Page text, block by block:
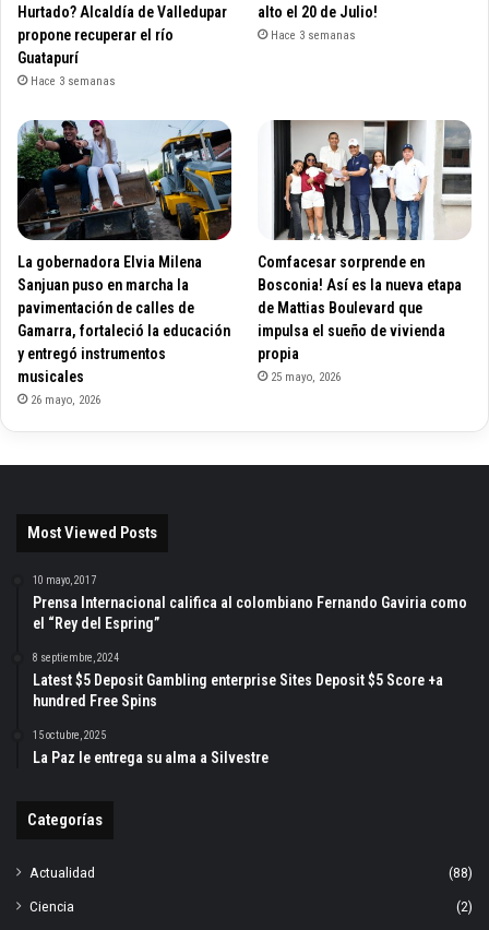
Hurtado? Alcaldía de Valledupar
propone recuperar el río
Guatapurí
Hace 3 semanas
alto el 20 de Julio!
Hace 3 semanas
La gobernadora Elvia Milena
Sanjuan puso en marcha la
pavimentación de calles de
Gamarra, fortaleció la educación
y entregó instrumentos
musicales
26 mayo, 2026
Comfacesar sorprende en
Bosconia! Así es la nueva etapa
de Mattias Boulevard que
impulsa el sueño de vivienda
propia
25 mayo, 2026
Most Viewed Posts
10 mayo, 2017
Prensa Internacional califica al colombiano Fernando Gaviria como
el “Rey del Espring”
8 septiembre, 2024
Latest $5 Deposit Gambling enterprise Sites Deposit $5 Score +a
hundred Free Spins
15 octubre, 2025
La Paz le entrega su alma a Silvestre
Categorías
Actualidad
(88)
Ciencia
(2)